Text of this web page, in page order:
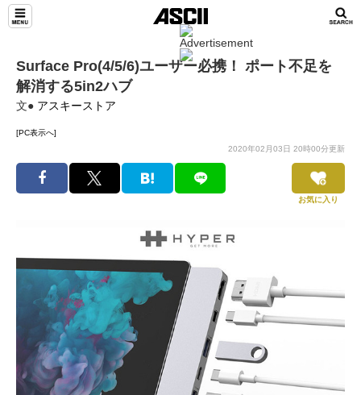
Surface Pro(4/5/6)ユーザー必携！ ポート不足を
解消する5in2ハブ
文● アスキーストア
[PC表示へ]
2020年02月03日 20時00分更新
お気に入り